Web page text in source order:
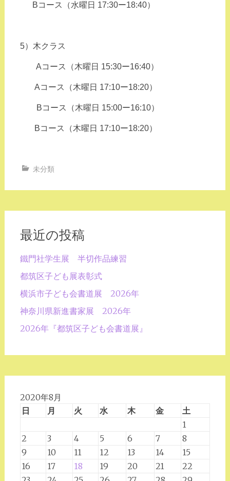
Bコース（水曜日 17:30ー18:40）
5）木クラス
Aコース（木曜日 15:30ー16:40）
Aコース（木曜日 17:10ー18:20）
Bコース（木曜日 15:00ー16:10）
Bコース（木曜日 17:10ー18:20）
未分類
最近の投稿
鐵門社学生展 半切作品練習
都筑区子ども展表彰式
横浜市子ども会書道展 2026年
神奈川県新進書家展 2026年
2026年『都筑区子ども会書道展』
2020年8月
日
月 火 水 木 金
土
1
2
3 4 5 6 7
8
9
10 11 12 13 14
15
16
17 18 19 20 21
22